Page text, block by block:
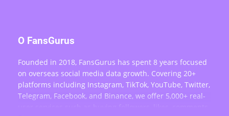
О FansGurus
Founded in 2018, FansGurus has spent 8 years focused
on overseas social media data growth. Covering 20+
platforms including Instagram, TikTok, YouTube, Twitter,
Telegram, Facebook, and Binance, we offer 5,000+ real-